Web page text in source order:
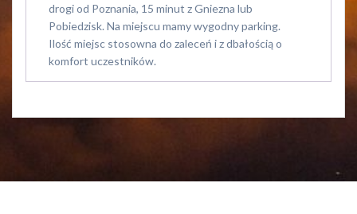
drogi od Poznania, 15 minut z Gniezna lub
Pobiedzisk. Na miejscu mamy wygodny parking.
Ilość miejsc stosowna do zaleceń i z dbałością o
komfort uczestników.